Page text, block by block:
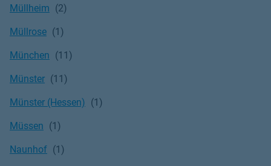
Müllheim
Müllrose
München
Münster
Münster (Hessen)
Müssen
Naunhof